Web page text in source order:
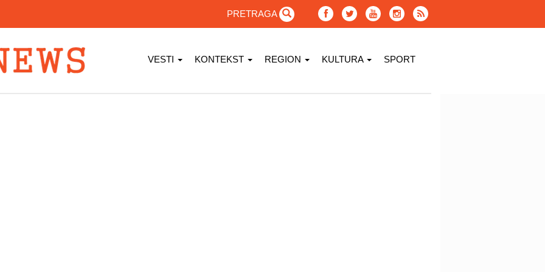
PRETRAGA
VESTI KONTEKST REGION KULTURA SPORT